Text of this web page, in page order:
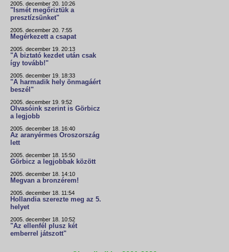
2005. december 20. 10:26
"Ismét megőriztük a
presztízsünket"
2005. december 20. 7:55
Megérkezett a csapat
2005. december 19. 20:13
"A biztató kezdet után csak
így tovább!"
2005. december 19. 18:33
"A harmadik hely önmagáért
beszél"
2005. december 19. 9:52
Olvasóink szerint is Görbicz
a legjobb
2005. december 18. 16:40
Az aranyérmes Oroszország
lett
2005. december 18. 15:50
Görbicz a legjobbak között
2005. december 18. 14:10
Megvan a bronzérem!
2005. december 18. 11:54
Hollandia szerezte meg az 5.
helyet
2005. december 18. 10:52
"Az ellenfél plusz két
emberrel játszott"